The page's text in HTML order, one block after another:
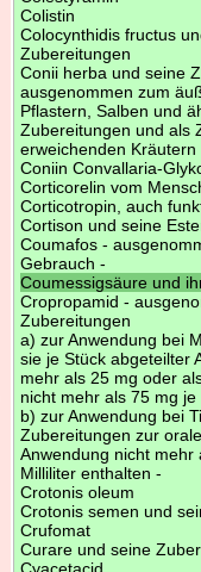
Colistin
Colocynthidis fructus
Zubereitungen
Conii herba und seine
ausgenommen zum
Pflastern, Salben und
Zubereitungen und als
erweichenden Kräutern
Coniin Convallaria-
Corticorelin vom
Corticotropin, auch
Cortison und seine
Coumafos -
Gebrauch -
Coumessigsäure und
Cropropamid -
Zubereitungen
a) zur Anwendung bei
sie je Stück abgeteilter
mehr als 25 mg oder
nicht mehr als 75 mg
b) zur Anwendung bei
Zubereitungen zur
Anwendung nicht mehr
Milliliter enthalten -
Crotonis oleum
Crotonis semen und
Crufomat
Curare und seine
Cyacetacid